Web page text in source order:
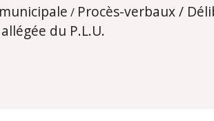
/ Procès-verbaux /
du P.L.U.